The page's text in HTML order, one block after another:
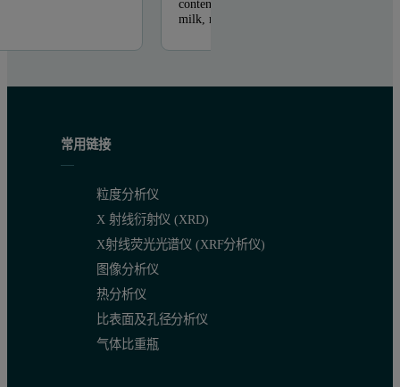
content of various constituents in dairy
milk, milk ...
常用链接
粒度分析仪
X 射线衍射仪 (XRD)
X射线荧光光谱仪 (XRF分析仪)
图像分析仪
热分析仪
比表面及孔径分析仪
气体比重瓶